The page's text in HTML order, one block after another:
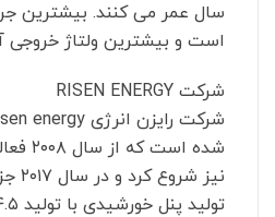
است و بیشترین ولتاژ خروجی آن 38 ولت می
شرکت RISEN ENERGY
شده
نیز